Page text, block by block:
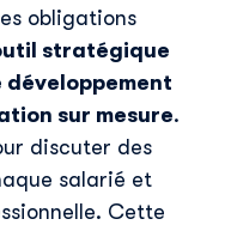
obligations
stratégique
sur mesure.
discuter des
salarié et
Cette